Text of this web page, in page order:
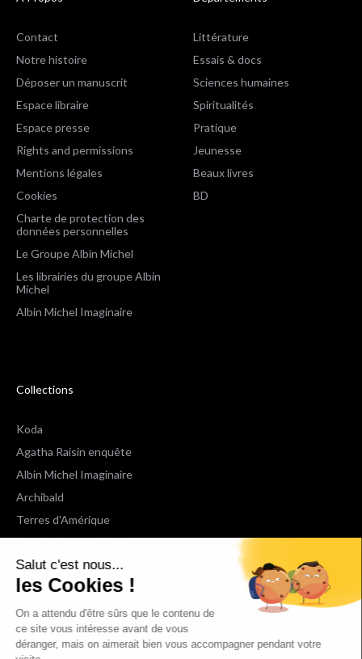
Salut c'est nous...
les Cookies !
On a attendu d'être sûrs que le contenu de
ce site vous intéresse avant de vous
déranger, mais on aimerait bien vous accompagner pendant votre
Contact
Notre histoire
Déposer un manuscrit
Espace libraire
Espace presse
Rights and permissions
Mentions légales
Cookies
Charte de protection des
données personnelles
Le Groupe Albin Michel
Les librairies du groupe Albin
Michel
Albin Michel Imaginaire
Littérature
Essais & docs
Sciences humaines
Spiritualités
Pratique
Jeunesse
Beaux livres
BD
Collections
Koda
Agatha Raisin enquête
Albin Michel Imaginaire
Archibald
Terres d'Amérique
Espaces Libres Poche
NOX
Wiz
Voir toutes les collections
Nous suivre